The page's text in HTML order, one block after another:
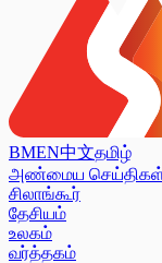
BMEN中文தமிழ்
அண்மைய
சிலாங்கூர்
தேசியம்
உலகம்
வர்த்தகம்